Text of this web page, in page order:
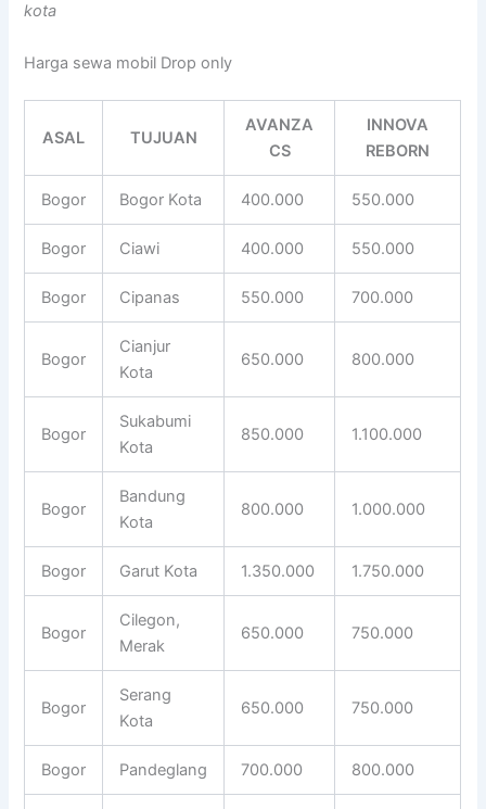
kota
Harga sewa mobil Drop only
ASAL TUJUAN
AVANZA
CS
INNOVA
REBORN
Bogor Bogor Kota 400.000 550.000
Bogor Ciawi 400.000 550.000
Bogor Cipanas 550.000 700.000
Bogor
Cianjur
Kota
650.000 800.000
Bogor
Sukabumi
Kota
850.000 1.100.000
Bogor
Bandung
Kota
800.000 1.000.000
Bogor Garut Kota 1.350.000 1.750.000
Bogor
Cilegon,
Merak
650.000 750.000
Bogor
Serang
Kota
650.000 750.000
Bogor Pandeglang 700.000 800.000